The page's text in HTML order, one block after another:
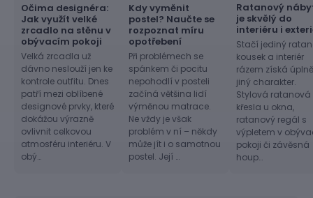
Očima designéra:
Jak využít velké
zrcadlo na stěnu v
obývacím pokoji
Velká zrcadla už
dávno neslouží jen ke
kontrole outfitu. Dnes
patří mezi oblíbené
designové prvky, které
dokážou výrazně
ovlivnit celkovou
atmosféru interiéru. V
obý…
Kdy vyměnit
postel? Naučte se
rozpoznat míru
opotřebení
Při problémech se
spánkem či pocitu
nepohodlí v posteli
začíná většina lidí
výměnou matrace.
Ne vždy je však
problém v ní – někdy
může jít i o samotnou
postel. Její …
Ratanový
je skvělý do
interiéru i
Stačí jediný
kousek a interiér
rázem získá úplně
jiný charakter.
Stylová ratanová
křesla u okna,
ratanový regál s
výpletem v
pokoji či závěsná
houp…